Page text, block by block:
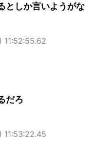
としか言いようがな
だろ